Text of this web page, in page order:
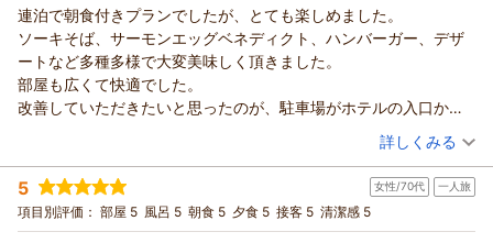
す。また沖縄にお越しの際は、ぜひ当ホテルへお帰りください
ませ。
またのお越しを、スタッフ一同心よりお待ち申し上げておりま
す。
（返信日：2026/06/22）
れます。恩納村のリゾートホテルとは一味違った落ち着いた滞在
ができました。スタッフの方々の対応もすばらしかったです
サザンビーチホテル＆リゾート沖縄からの返信
ご投稿ありがとうございます。
この度は連泊でのご滞在に当ホテルをお選びいただき、誠にあ
りがとうございました。
東京バスの乗車券を活用したショッピングやラウンジでのひと
ときをご満喫いただけた様子が伺え、大変嬉しく存じます。恩
納村のリゾートとは異なる当ホテルならではの落ち着いた雰囲
気や、スタッフの対応に最高のご評価をいただけたことは、私
どもにとりましても大きな励みとなります。
また、朝食のメニューに関する貴重なご意見もいただき、重ね
連泊で朝食付きプランでしたが、とても楽しめました。
ソーキそば、サーモンエッグベネディクト、ハンバーガー、デザ
ートなど多種多様で大変美味しく頂きました。
部屋も広くて快適でした。
改善していただきたいと思ったのが、駐車場がホテルの入口から
傘も役に立たないくらいの雨だと全身ずぶ濡れになります。
できれば、フロントや1階の出入口にタオルを置いていただけると
嬉しいです。
（投稿日：2026/06/14）
宿泊時期： 2026年06月宿泊 (友達旅行)
投稿者： ナイトメアさん
宿泊プラン： 【サザンを満喫！】連泊でホテル館内で使える利用券付♪4月29
日からナイトプールも開催！／朝食ブッフェ付
ツイン 朝のみ
詳しくみる
5 女性/70代 一人旅
項目別評価： 部屋 5 風呂 5 朝食 5 夕食 5 接客 5 清潔感 5